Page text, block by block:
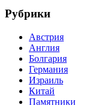
Рубрики
Австрия
Англия
Болгария
Германия
Израиль
Китай
Памятники